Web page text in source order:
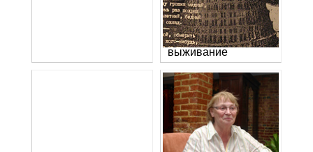
выживание